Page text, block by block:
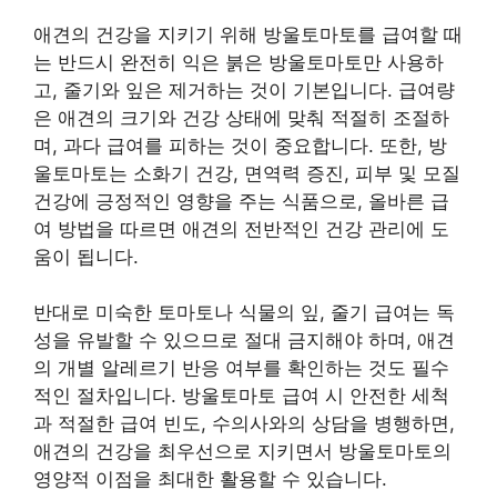
애견의 건강을 지키기 위해 방울토마토를 급여할 때
는 반드시 완전히 익은 붉은 방울토마토만 사용하
고, 줄기와 잎은 제거하는 것이 기본입니다. 급여량
은 애견의 크기와 건강 상태에 맞춰 적절히 조절하
며, 과다 급여를 피하는 것이 중요합니다. 또한, 방
울토마토는 소화기 건강, 면역력 증진, 피부 및 모질
건강에 긍정적인 영향을 주는 식품으로, 올바른 급
여 방법을 따르면 애견의 전반적인 건강 관리에 도
움이 됩니다.
반대로 미숙한 토마토나 식물의 잎, 줄기 급여는 독
성을 유발할 수 있으므로 절대 금지해야 하며, 애견
의 개별 알레르기 반응 여부를 확인하는 것도 필수
적인 절차입니다. 방울토마토 급여 시 안전한 세척
과 적절한 급여 빈도, 수의사와의 상담을 병행하면,
애견의 건강을 최우선으로 지키면서 방울토마토의
영양적 이점을 최대한 활용할 수 있습니다.